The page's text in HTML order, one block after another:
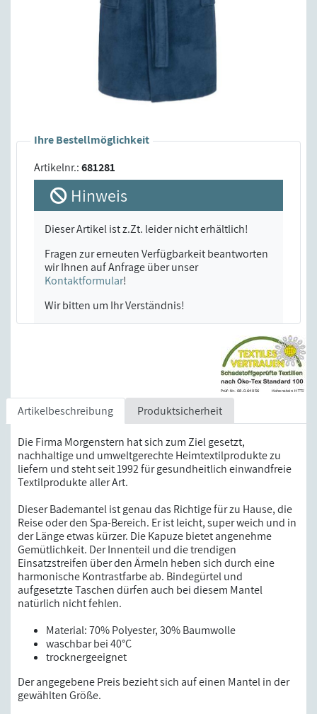
Ihre Bestellmöglichkeit
Artikelnr.:681281
Hinweis
Dieser Artikel ist z.Zt. leider nicht erhältlich!
Fragen zur erneuten Verfügbarkeit beantworten
wir Ihnen auf Anfrage über unser
Kontaktformular!
Wir bitten um Ihr Verständnis!
Artikelbeschreibung Produktsicherheit
Die Firma Morgenstern hat sich zum Ziel gesetzt,
nachhaltige und umweltgerechte Heimtextilprodukte zu
liefern und steht seit 1992 für gesundheitlich einwandfreie
Textilprodukte aller Art.
Dieser Bademantel ist genau das Richtige für zu Hause, die
Reise oder den Spa-Bereich. Er ist leicht, super weich und in
der Länge etwas kürzer. Die Kapuze bietet angenehme
Gemütlichkeit. Der Innenteil und die trendigen
Einsatzstreifen über den Ärmeln heben sich durch eine
harmonische Kontrastfarbe ab. Bindegürtel und
aufgesetzte Taschen dürfen auch bei diesem Mantel
natürlich nicht fehlen.
Material: 70% Polyester, 30% Baumwolle
waschbar bei 40°C
trocknergeeignet
Der angegebene Preis bezieht sich auf einen Mantel in der
gewählten Größe.